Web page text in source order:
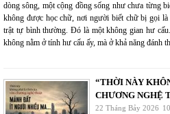
dòng sông, một cộng đồng sống như chưa từng
không được học chữ, nơi người biết chữ bị gọi
trật tự bình thường. Đó là một không gian hư
không nằm ở tính hư cấu ấy, mà ở khả năng đánh
“THỜI NÀY
CHƯƠNG NGHỆ
22 Tháng Bảy 2026